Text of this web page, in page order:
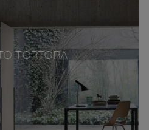
TORTORA